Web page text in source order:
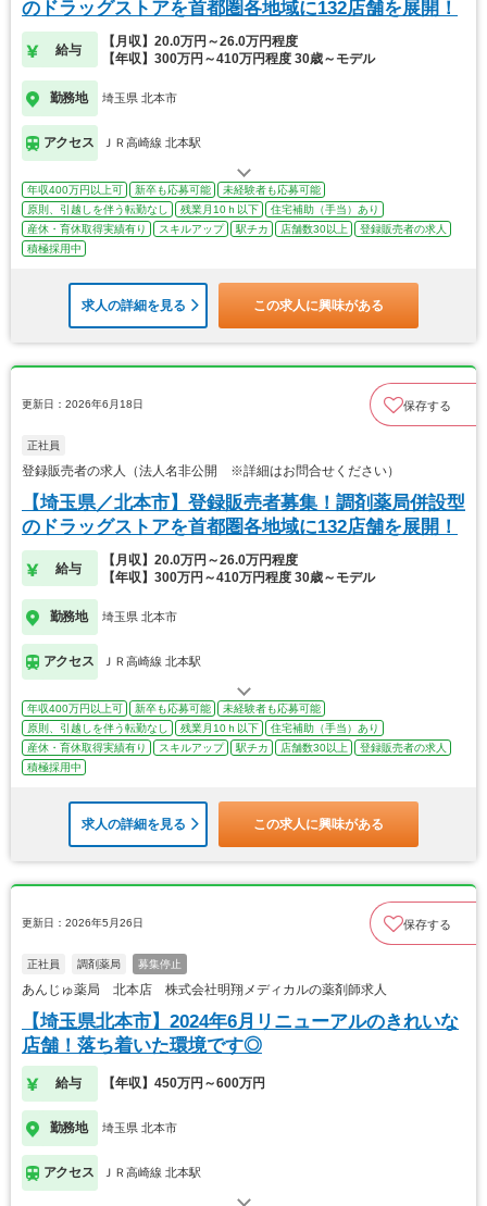
のドラッグストアを首都圏各地域に132店舗を展開！
給与
【月収】20.0万円～26.0万円程度
【年収】300万円～410万円程度 30歳～モデル
勤務地 埼玉県 北本市
アクセス ＪＲ高崎線 北本駅
年収400万円以上可 新卒も応募可能
未経験者も応募可能
原則、引越しを伴う転勤なし
残業月10ｈ以下
住宅補助（手当）あり
産休・育休取得実績有り
スキルアップ 駅チカ 店舗数30以上
登録販売者の求人
積極採用中
求人の詳細を見る この求人に興味がある
更新日：2026年6月18日 保存する
正社員
登録販売者の求人（法人名非公開 ※詳細はお問合せください）
【埼玉県／北本市】登録販売者募集！調剤薬局併設型
のドラッグストアを首都圏各地域に132店舗を展開！
給与
【月収】20.0万円～26.0万円程度
【年収】300万円～410万円程度 30歳～モデル
勤務地 埼玉県 北本市
アクセス ＪＲ高崎線 北本駅
年収400万円以上可 新卒も応募可能
未経験者も応募可能
原則、引越しを伴う転勤なし
残業月10ｈ以下
住宅補助（手当）あり
産休・育休取得実績有り
スキルアップ 駅チカ 店舗数30以上
登録販売者の求人
積極採用中
求人の詳細を見る この求人に興味がある
更新日：2026年5月26日 保存する
正社員 調剤薬局 募集停止
あんじゅ薬局 北本店 株式会社明翔メディカルの薬剤師求人
【埼玉県北本市】2024年6月リニューアルのきれいな
店舗！落ち着いた環境です◎
給与 【年収】450万円～600万円
勤務地 埼玉県 北本市
アクセス ＪＲ高崎線 北本駅